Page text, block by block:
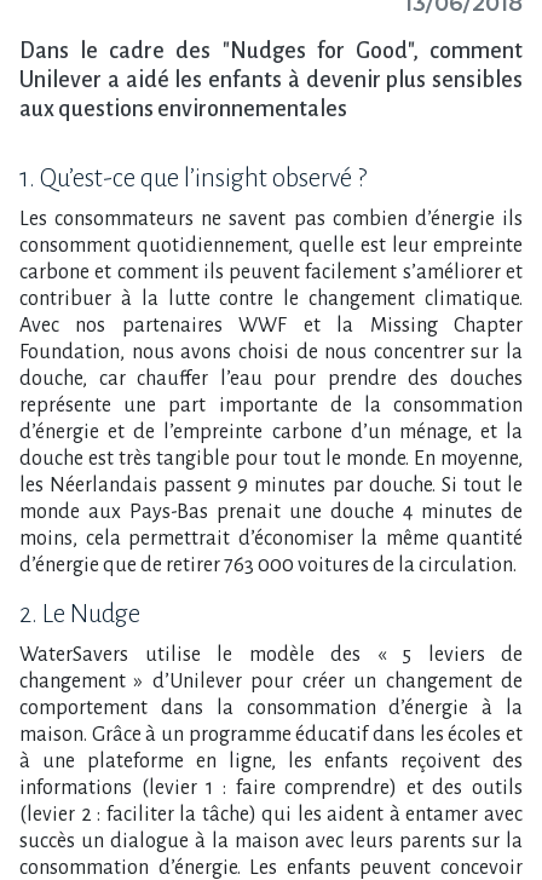
Dans le cadre des "Nudges for Good", comment
Unilever a aidé les enfants à devenir plus sensibles
aux questions environnementales
1. Qu’est-ce que l’insight observé ?
Les consommateurs ne savent pas combien d’énergie ils
consomment quotidiennement, quelle est leur empreinte
carbone et comment ils peuvent facilement s’améliorer et
contribuer à la lutte contre le changement climatique.
Avec nos partenaires WWF et la Missing Chapter
Foundation, nous avons choisi de nous concentrer sur la
douche, car chauffer l’eau pour prendre des douches
représente une part importante de la consommation
d’énergie et de l’empreinte carbone d’un ménage, et la
douche est très tangible pour tout le monde. En moyenne,
les Néerlandais passent 9 minutes par douche. Si tout le
monde aux Pays-Bas prenait une douche 4 minutes de
moins, cela permettrait d’économiser la même quantité
d’énergie que de retirer 763 000 voitures de la circulation.
2. Le Nudge
WaterSavers utilise le modèle des « 5 leviers de
changement » d’Unilever pour créer un changement de
comportement dans la consommation d’énergie à la
maison. Grâce à un programme éducatif dans les écoles et
à une plateforme en ligne, les enfants reçoivent des
informations (levier 1 : faire comprendre) et des outils
(levier 2 : faciliter la tâche) qui les aident à entamer avec
succès un dialogue à la maison avec leurs parents sur la
consommation d’énergie. Les enfants peuvent concevoir